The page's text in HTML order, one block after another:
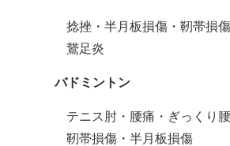
捻挫・半月板損傷・靭帯損
鵞足炎
バドミントン
テニス肘・腰痛・ぎっくり
靭帯損傷・半月板損傷